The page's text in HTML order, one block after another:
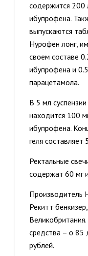
содержится 200
ибупрофена.
выпускаются
Нурофен лонг,
своем составе
ибупрофена и
парацетамола.
В 5 мл
находится 100
ибупрофена.
геля составляет
Ректальные
содержат 60 мг
Производитель
Рекитт бенкизер,
средства – о 85
рублей.